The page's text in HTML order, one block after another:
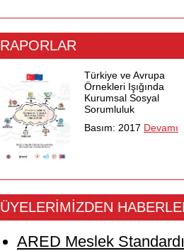
RAPORLAR
Türkiye ve Avrupa
Örnekleri Işığında
Kurumsal Sosyal
Sorumluluk
Basım: 2017 Devamı
ÜYELERİMİZDEN
ARED Meslek